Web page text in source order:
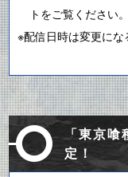
トをご覧ください。
※配信日時は変更にな
「東京
定！